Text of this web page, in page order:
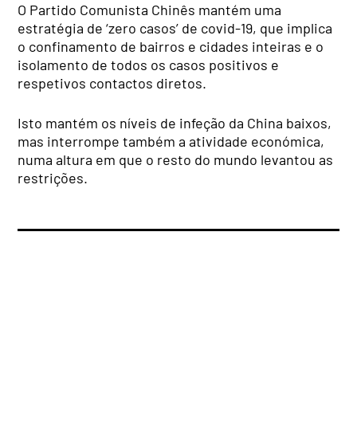
O Partido Comunista Chinês mantém uma
estratégia de ‘zero casos’ de covid-19, que implica
o confinamento de bairros e cidades inteiras e o
isolamento de todos os casos positivos e
respetivos contactos diretos.
Isto mantém os níveis de infeção da China baixos,
mas interrompe também a atividade económica,
numa altura em que o resto do mundo levantou as
restrições.